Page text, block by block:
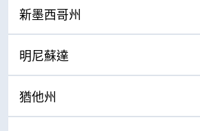
新墨西哥州
明尼蘇達
猶他州